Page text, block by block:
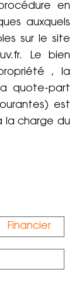
en
auxquels
sur le site
Le bien
, la
quote-part
est
la charge du
Financier